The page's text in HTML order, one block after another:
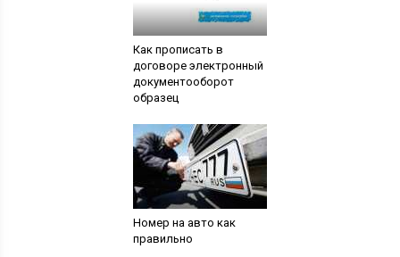
Как прописать в
договоре электронный
документооборот
образец
Номер на авто как
правильно